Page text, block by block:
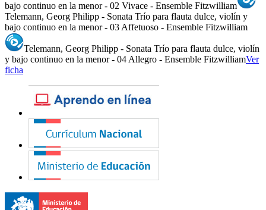
bajo continuo en la menor - 02 Vivace - Ensemble Fitzwilliam
Telemann, Georg Philipp - Sonata Trío para flauta dulce, violín y
bajo continuo en la menor - 03 Affetuoso - Ensemble Fitzwilliam
Telemann, Georg Philipp - Sonata Trío para flauta dulce, violín
y bajo continuo en la menor - 04 Allegro - Ensemble FitzwilliamVer
ficha